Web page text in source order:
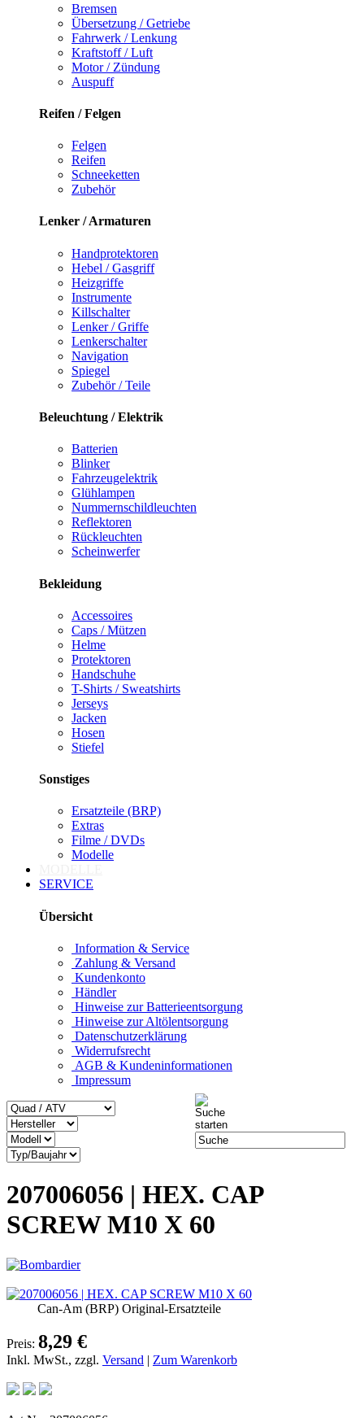
Bremsen
Übersetzung / Getriebe
Fahrwerk / Lenkung
Kraftstoff / Luft
Motor / Zündung
Auspuff
Reifen / Felgen
Felgen
Reifen
Schneeketten
Zubehör
Lenker / Armaturen
Handprotektoren
Hebel / Gasgriff
Heizgriffe
Instrumente
Killschalter
Lenker / Griffe
Lenkerschalter
Navigation
Spiegel
Zubehör / Teile
Beleuchtung / Elektrik
Batterien
Blinker
Fahrzeugelektrik
Glühlampen
Nummernschildleuchten
Reflektoren
Rückleuchten
Scheinwerfer
Bekleidung
Accessoires
Caps / Mützen
Helme
Protektoren
Handschuhe
T-Shirts / Sweatshirts
Jerseys
Jacken
Hosen
Stiefel
Sonstiges
Ersatzteile (BRP)
Extras
Filme / DVDs
Modelle
SERVICE
Übersicht
Information & Service
Zahlung & Versand
Kundenkonto
Händler
Hinweise zur Batterieentsorgung
Hinweise zur Altölentsorgung
Datenschutzerklärung
Widerrufsrecht
AGB & Kundeninformationen
Impressum
207006056 | HEX. CAP
SCREW M10 X 60
Can-Am (BRP) Original-Ersatzteile
Preis: 8,29 €
Inkl. MwSt., zzgl. Versand | Zum Warenkorb